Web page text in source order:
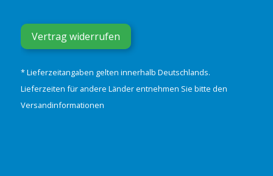
Vertrag widerrufen
* Lieferzeitangaben gelten innerhalb Deutschlands.
Lieferzeiten für andere Länder entnehmen Sie bitte den
Versandinformationen